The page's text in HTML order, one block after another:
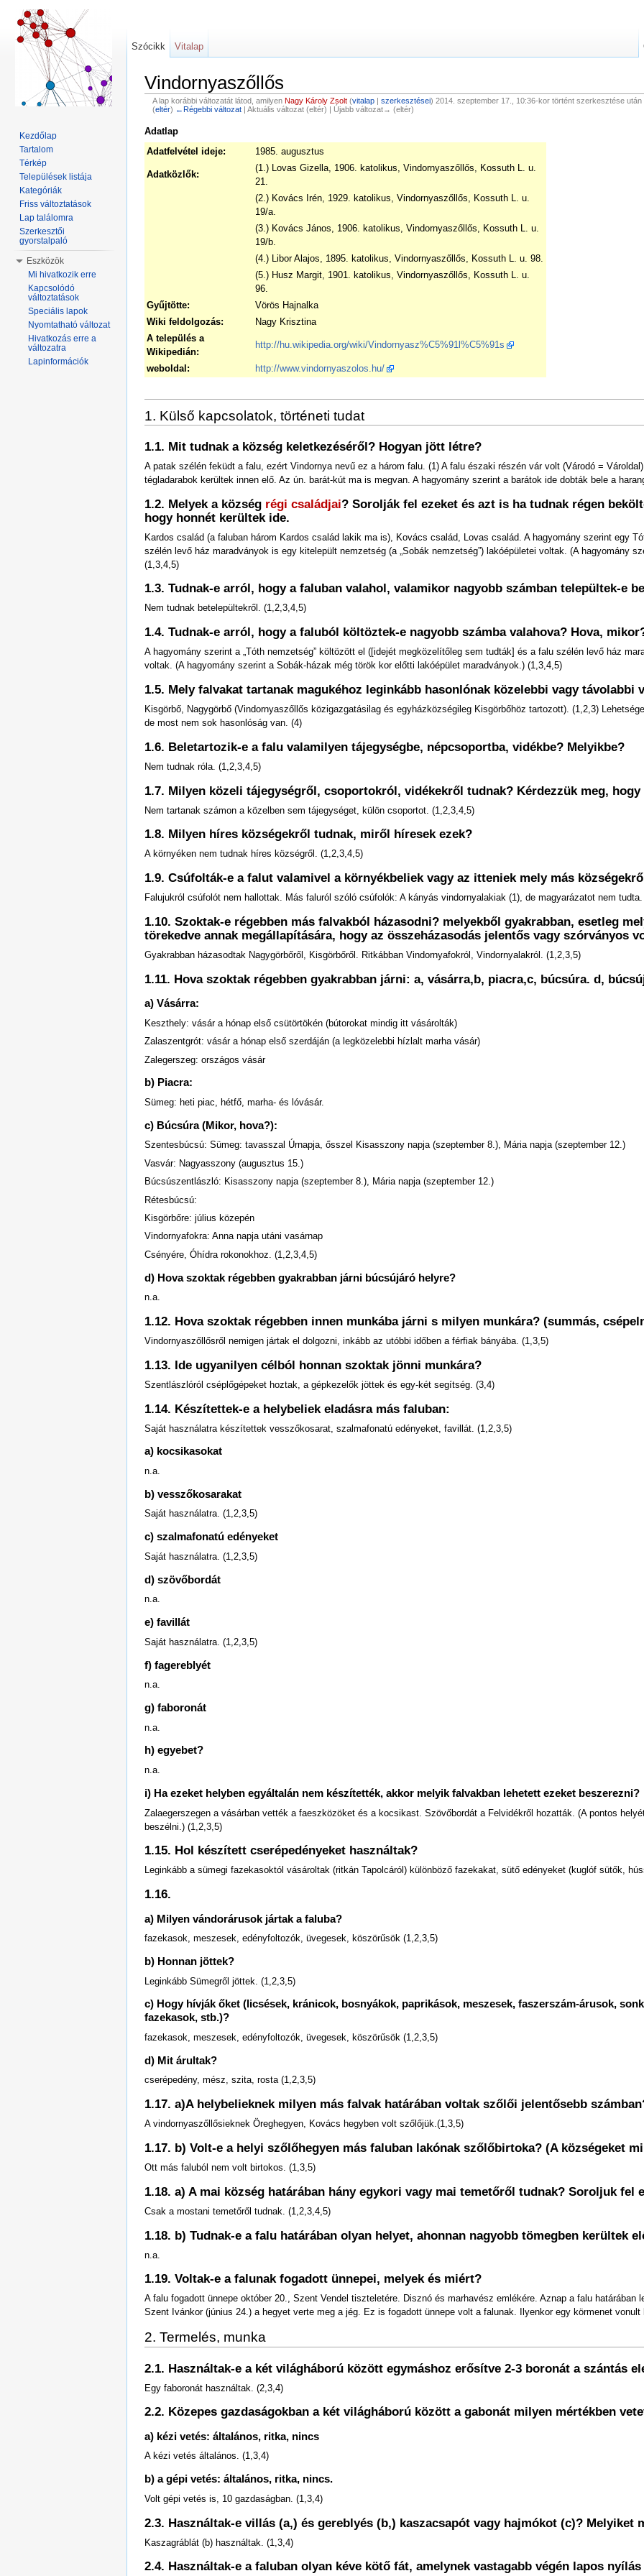
Vindornyaszőllős
A lap korábbi változatát látod, amilyen Nagy Károly Zsolt (vitalap| szerkesztései) 2014. szeptember 17., 10:36-kor történt szerkesztése után
(eltér) ←Régebbi változat| Aktuális változat (eltér) | Újabb változat→ (eltér)
Adatlap
Adatfelvétel ideje:
1985. augusztus
Adatközlők:
(1.) Lovas Gizella, 1906. katolikus, Vindornyaszőllős, Kossuth L. u.
21.
(2.) Kovács Irén, 1929. katolikus, Vindornyaszőllős, Kossuth L. u.
19/a.
(3.) Kovács János, 1906. katolikus, Vindornyaszőllős, Kossuth L. u.
19/b.
(4.) Libor Alajos, 1895. katolikus, Vindornyaszőllős, Kossuth L. u. 98.
(5.) Husz Margit, 1901. katolikus, Vindornyaszőllős, Kossuth L. u.
96.
Gyűjtötte:
Vörös Hajnalka
Wiki feldolgozás:
Nagy Krisztina
A település a
Wikipedián:
http://hu.wikipedia.org/wiki/Vindornyasz%C5%91l%C5%91s
weboldal: http://www.vindornyaszolos.hu/
1. Külső kapcsolatok, történeti tudat
1.1. Mit tudnak a község keletkezéséről? Hogyan jött létre?
A patak szélén feküdt a falu, ezért Vindornya nevű ez a három falu. (1) A falu északi részén vár volt (Várodó =
tégladarabok kerültek innen elő. Az ún. barát-kút ma is megvan. A hagyomány szerint a barátok ide dobták bele a
1.2. Melyek a község régi családjai? Sorolják fel ezeket és azt is ha tudnak régen
hogy honnét kerültek ide.
Kardos család (a faluban három Kardos család lakik ma is), Kovács család, Lovas család. A hagyomány szerint egy
szélén levő ház maradványok is egy kitelepült nemzetség (a „Sobák nemzetség”) lakóépületei voltak. (A hagyomány
(1,3,4,5)
1.3. Tudnak-e arról, hogy a faluban valahol, valamikor nagyobb számban települtek-e
Nem tudnak betelepültekről. (1,2,3,4,5)
1.4. Tudnak-e arról, hogy a faluból költöztek-e nagyobb számba valahova? Hova,
A hagyomány szerint a „Tóth nemzetség” költözött el ([idejét megközelítőleg sem tudták] és a falu szélén levő ház
voltak. (A hagyomány szerint a Sobák-házak még török kor előtti lakóépület maradványok.) (1,3,4,5)
1.5. Mely falvakat tartanak magukéhoz leginkább hasonlónak közelebbi vagy távolabbi
Kisgörbő, Nagygörbő (Vindornyaszőllős közigazgatásilag és egyházközségileg Kisgörbőhöz tartozott). (1,2,3)
de most nem sok hasonlóság van. (4)
1.6. Beletartozik-e a falu valamilyen tájegységbe, népcsoportba, vidékbe? Melyikbe?
Nem tudnak róla. (1,2,3,4,5)
1.7. Milyen közeli tájegységről, csoportokról, vidékekről tudnak? Kérdezzük meg,
Nem tartanak számon a közelben sem tájegységet, külön csoportot. (1,2,3,4,5)
1.8. Milyen híres községekről tudnak, miről híresek ezek?
A környéken nem tudnak híres községről. (1,2,3,4,5)
1.9. Csúfolták-e a falut valamivel a környékbeliek vagy az itteniek mely más
Falujukról csúfolót nem hallottak. Más faluról szóló csúfolók: A kányás vindornyalakiak (1), de magyarázatot nem
1.10. Szoktak-e régebben más falvakból házasodni? melyekből gyakrabban, esetleg
törekedve annak megállapítására, hogy az összeházasodás jelentős vagy szórványos
Gyakrabban házasodtak Nagygörbőről, Kisgörbőről. Ritkábban Vindornyafokról, Vindornyalakról. (1,2,3,5)
1.11. Hova szoktak régebben gyakrabban járni: a, vásárra,b, piacra,c, búcsúra. d,
a) Vásárra:
Keszthely: vásár a hónap első csütörtökén (bútorokat mindig itt vásárolták)
Zalaszentgrót: vásár a hónap első szerdáján (a legközelebbi hízlalt marha vásár)
Zalegerszeg: országos vásár
b) Piacra:
Sümeg: heti piac, hétfő, marha- és lóvásár.
c) Búcsúra (Mikor, hova?):
Szentesbúcsú: Sümeg: tavasszal Úrnapja, ősszel Kisasszony napja (szeptember 8.), Mária napja (szeptember 12.)
Vasvár: Nagyasszony (augusztus 15.)
Búcsúszentlászló: Kisasszony napja (szeptember 8.), Mária napja (szeptember 12.)
Rétesbúcsú:
Kisgörbőre: július közepén
Vindornyafokra: Anna napja utáni vasárnap
Csényére, Óhídra rokonokhoz. (1,2,3,4,5)
d) Hova szoktak régebben gyakrabban járni búcsújáró helyre?
n.a.
1.12. Hova szoktak régebben innen munkába járni s milyen munkára? (summás,
Vindornyaszőllősről nemigen jártak el dolgozni, inkább az utóbbi időben a férfiak bányába. (1,3,5)
1.13. Ide ugyanilyen célból honnan szoktak jönni munkára?
Szentlászlóról cséplőgépeket hoztak, a gépkezelők jöttek és egy-két segítség. (3,4)
1.14. Készítettek-e a helybeliek eladásra más faluban:
Saját használatra készítettek vesszőkosarat, szalmafonatú edényeket, favillát. (1,2,3,5)
a) kocsikasokat
n.a.
b) vesszőkosarakat
Saját használatra. (1,2,3,5)
c) szalmafonatú edényeket
Saját használatra. (1,2,3,5)
d) szövőbordát
n.a.
e) favillát
Saját használatra. (1,2,3,5)
f) fagereblyét
n.a.
g) faboronát
n.a.
h) egyebet?
n.a.
i) Ha ezeket helyben egyáltalán nem készítették, akkor melyik falvakban lehetett ezeket beszerezni?
Zalaegerszegen a vásárban vették a faeszközöket és a kocsikast. Szövőbordát a Felvidékről hozatták. (A pontos
beszélni.) (1,2,3,5)
1.15. Hol készített cserépedényeket használtak?
Leginkább a sümegi fazekasoktól vásároltak (ritkán Tapolcáról) különböző fazekakat, sütő edényeket (kuglóf sütők,
1.16.
a) Milyen vándorárusok jártak a faluba?
fazekasok, meszesek, edényfoltozók, üvegesek, köszörűsök (1,2,3,5)
b) Honnan jöttek?
Leginkább Sümegről jöttek. (1,2,3,5)
c) Hogy hívják őket (licsések, kránicok, bosnyákok, paprikások, meszesek, faszerszám-árusok,
fazekasok, stb.)?
fazekasok, meszesek, edényfoltozók, üvegesek, köszörűsök (1,2,3,5)
d) Mit árultak?
cserépedény, mész, szita, rosta (1,2,3,5)
1.17. a)A helybelieknek milyen más falvak határában voltak szőlői jelentősebb
A vindornyaszőllősieknek Öreghegyen, Kovács hegyben volt szőlőjük.(1,3,5)
1.17. b) Volt-e a helyi szőlőhegyen más faluban lakónak szőlőbirtoka? (A községeket
Ott más faluból nem volt birtokos. (1,3,5)
1.18. a) A mai község határában hány egykori vagy mai temetőről tudnak? Soroljuk fel
Csak a mostani temetőről tudnak. (1,2,3,4,5)
1.18. b) Tudnak-e a falu határában olyan helyet, ahonnan nagyobb tömegben kerültek
n.a.
1.19. Voltak-e a falunak fogadott ünnepei, melyek és miért?
A falu fogadott ünnepe október 20., Szent Vendel tiszteletére. Disznó és marhavész emlékére. Aznap a falu
Szent Ivánkor (június 24.) a hegyet verte meg a jég. Ez is fogadott ünnepe volt a falunak. Ilyenkor egy körmenet
2. Termelés, munka
2.1. Használtak-e a két világháború között egymáshoz erősítve 2-3 boronát a szántás
Egy faboronát használtak. (2,3,4)
2.2. Közepes gazdaságokban a két világháború között a gabonát milyen mértékben
a) kézi vetés: általános, ritka, nincs
A kézi vetés általános. (1,3,4)
b) a gépi vetés: általános, ritka, nincs.
Volt gépi vetés is, 10 gazdaságban. (1,3,4)
2.3. Használtak-e villás (a,) és gereblyés (b,) kaszacsapót vagy hajmókot (c)?
Kaszagráblát (b) használtak. (1,3,4)
2.4. Használtak-e a faluban olyan kéve kötő fát, amelynek vastagabb végén lapos
Szócikk Vitalap
Kezdőlap
Tartalom
Térkép
Települések listája
Kategóriák
Friss változtatások
Lap találomra
Szerkesztői
gyorstalpaló
Eszközök
Mi hivatkozik erre
Kapcsolódó
változtatások
Speciális lapok
Nyomtatható változat
Hivatkozás erre a
változatra
Lapinformációk